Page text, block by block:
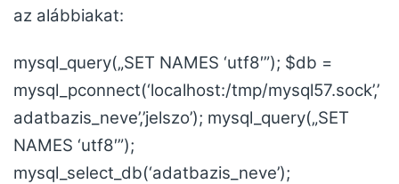
az alábbiakat:
mysql_query(„SET NAMES ‘utf8′”); $db =
mysql_pconnect(‘localhost:/tmp/mysql57.sock’,’
adatbazis_neve’,’jelszo’); mysql_query(„SET
NAMES ‘utf8′”);
mysql_select_db(‘adatbazis_neve’);